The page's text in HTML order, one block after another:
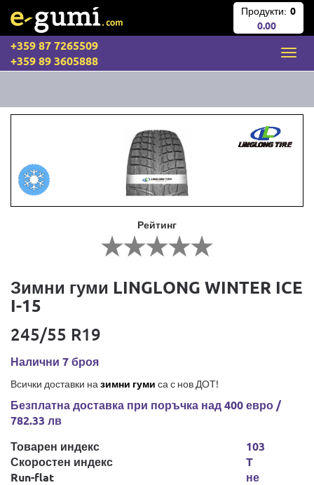
Продукти: 0
0.00
+359 87 7265509
+359 89 3605888
Рейтинг
Зимни гуми LINGLONG WINTER ICE
I-15
245/55 R19
Налични 7 броя
Всички доставки на зимни гуми са с нов ДОТ!
Безплатна доставка при поръчка над 400 евро /
782.33 лв
Товарен индекс
Скоростен индекс
Run-flat
103
T
не